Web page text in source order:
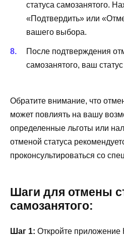
статуса самозанятого.
«Подтвердить» или
вашего выбора.
После подтверждения
самозанятого, ваш
Обратите внимание, что
может повлиять на вашу
определенные льготы или
отменой статуса
проконсультироваться со
Шаги для отмены
самозанятого:
Шаг 1: Откройте приложение